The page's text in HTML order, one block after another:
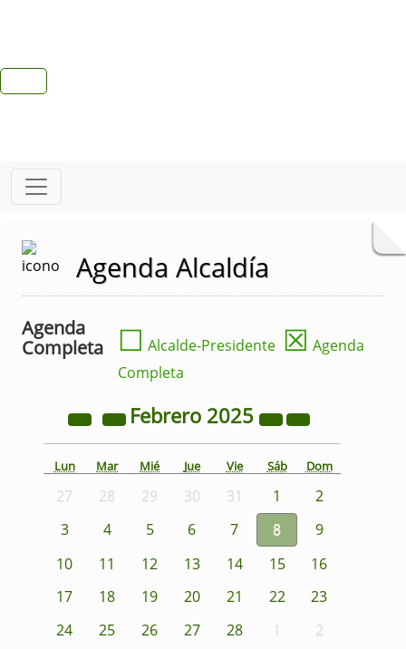
Agenda Alcaldía
Agenda
Completa
☐ Alcalde-Presidente ☒ Agenda
Completa
Febrero 2025
Lun Mar Mié Jue Vie Sáb Dom
27 28 29 30 31 1
2
3
4 5 6 7 8
9
10
11 12 13 14 15
16
17
18 19 20 21 22
23
24
25 26 27 28 1 2